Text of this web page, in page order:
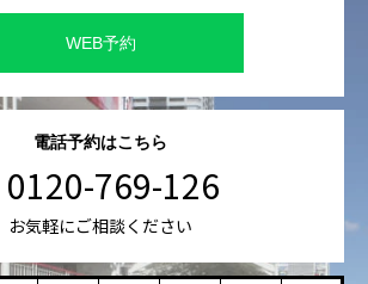
WEB予約
電話予約はこちら
0120-769-126
お気軽にご相談ください